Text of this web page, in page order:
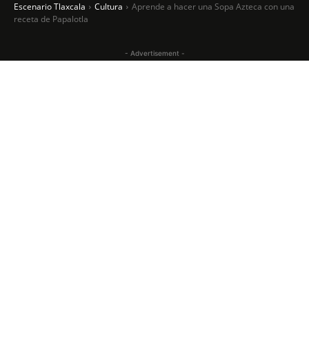
Escenario Tlaxcala Cultura
Aprende a hacer una Sopa Azteca con una
receta de Papalotla
- Advertisement -